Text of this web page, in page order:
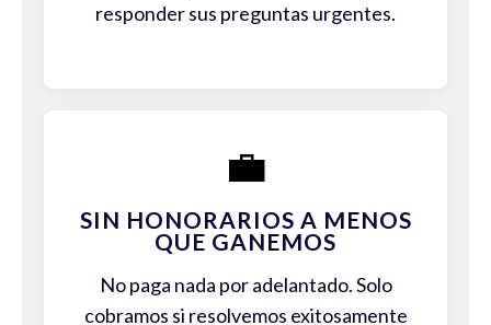
responder sus preguntas urgentes.
💼
SIN HONORARIOS A MENOS
QUE GANEMOS
No paga nada por adelantado. Solo
cobramos si resolvemos exitosamente